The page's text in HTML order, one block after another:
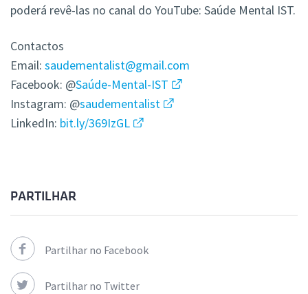
poderá revê-las no canal do YouTube: Saúde Mental IST.
Contactos
Email: saudementalist@gmail.com
Facebook: @Saúde-Mental-IST
Instagram: @saudementalist
LinkedIn: bit.ly/369IzGL
PARTILHAR
Partilhar no Facebook
Partilhar no Twitter